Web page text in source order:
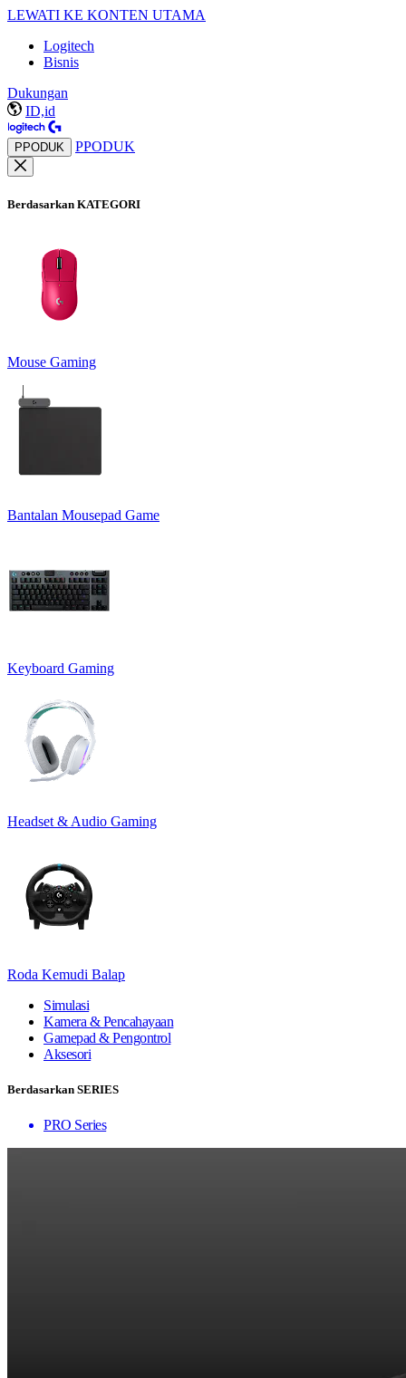
LEWATI KE KONTEN UTAMA
Logitech
Bisnis
Dukungan
ID,id
PPODUK PPODUK
Berdasarkan KATEGORI
Mouse Gaming
Bantalan Mousepad Game
Keyboard Gaming
Headset & Audio Gaming
Roda Kemudi Balap
Simulasi
Kamera & Pencahayaan
Gamepad & Pengontrol
Aksesori
Berdasarkan SERIES
PRO Series